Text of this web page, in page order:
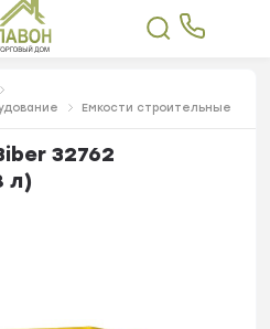
Емкости строительные
32762
л)